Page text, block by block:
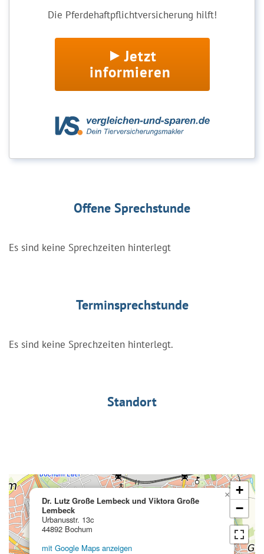
Die Pferdehaftpflichtversicherung hilft!
Jetzt
informieren
Offene Sprechstunde
Es sind keine Sprechzeiten hinterlegt
Terminsprechstunde
Es sind keine Sprechzeiten hinterlegt.
Standort
Dr. Lutz Große Lembeck und Viktora Große
Lembeck
Urbanusstr. 13c
44892 Bochum
mit Google Maps anzeigen
×
+
−